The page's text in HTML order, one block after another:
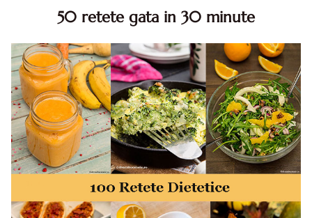
50 retete gata in 30 minute
minute. Retete rapide. Retete rapide de mancare. Idei
retete mancare rapid